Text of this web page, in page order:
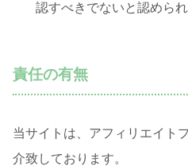
認すべきでないと認められ
責任の有無
当サイトは、アフィリエイト
介致しております。